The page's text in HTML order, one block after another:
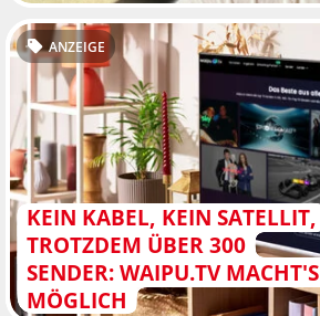
KEIN KABEL, KEIN SATELLIT,
TROTZDEM ÜBER 300
SENDER: WAIPU.TV MACHT'S
MÖGLICH
ANZEIGE